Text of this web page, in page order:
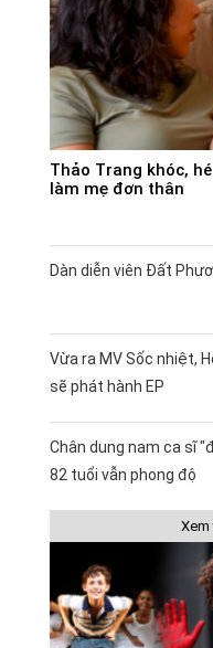
Thảo Trang khóc,
làm mẹ đơn thân
Dàn diễn viên Đất
Vừa ra MV Sốc nhiệt,
sẽ phát hành EP
Chân dung nam ca sĩ
82 tuổi vẫn phong độ
Xem